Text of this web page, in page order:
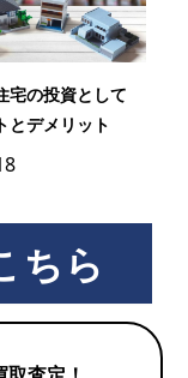
宅の投資として
とデメリット
ちら